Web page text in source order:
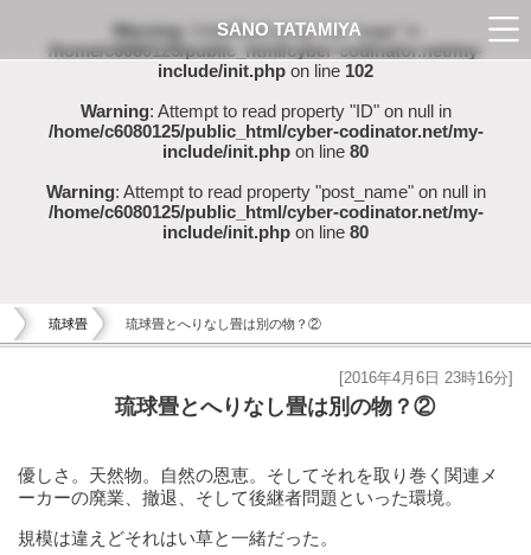
Warning: Undefined array key "page" in
/home/c6080125/public_html/cyber-codinator.net/my-
include/init.php on line 102
Warning: Attempt to read property "ID" on null in
/home/c6080125/public_html/cyber-codinator.net/my-
include/init.php on line 80
Warning: Attempt to read property "post_name" on null in
/home/c6080125/public_html/cyber-codinator.net/my-
include/init.php on line 80
琉球畳 琉球畳とへりなし畳は別の物？②
琉球畳とへりなし畳は別の物？②
[2016年4月6日 23時16分]
優しさ。天然物。自然の恩恵。そしてそれを取り巻く関連メ
ーカーの廃業、撤退、そして後継者問題といった環境。
規模は違えどそれはい草と一緒だった。
SANO TATAMIYA